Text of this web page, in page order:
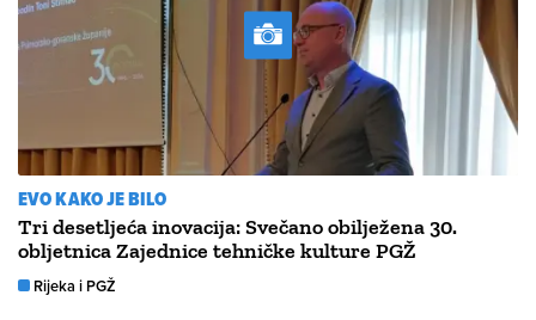
EVO KAKO JE BILO
Tri desetljeća inovacija: Svečano obilježena 30.
obljetnica Zajednice tehničke kulture PGŽ
Rijeka i PGŽ